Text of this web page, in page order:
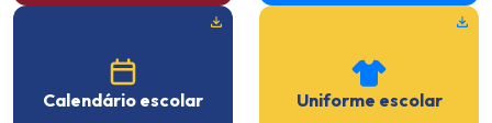
Calendário escolar Uniforme escolar